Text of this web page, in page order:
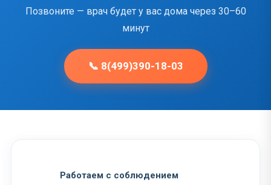
Позвоните — врач будет у вас дома через 30–60
минут
📞 8(499)390-18-03
Работаем с соблюдением